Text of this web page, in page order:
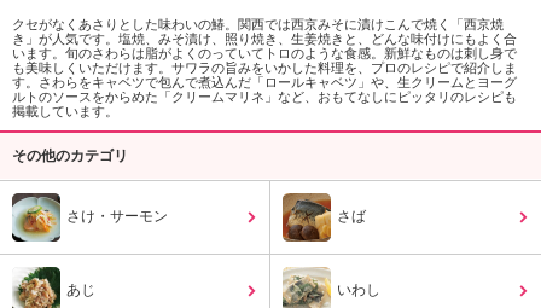
を
見
つ
け
H
デ
クセがなくあさりとした味わいの鰆。関西では西京みそに漬けこんで焼く「西京焼
き」が人気です。塩焼、みそ漬け、照り焼き、生姜焼きと、どんな味付けにもよく合
います。旬のさわらは脂がよくのっていてトロのような食感。新鮮なものは刺し身で
も美味しくいただけます。サワラの旨みをいかした料理を、プロのレシピで紹介しま
す。さわらをキャベツで包んで煮込んだ「ロールキャベツ」や、生クリームとヨーグ
ルトのソースをからめた「クリームマリネ」など、おもてなしにピッタリのレシピも
掲載しています。
その他のカテゴリ
さけ・サーモン さば
あじ いわし